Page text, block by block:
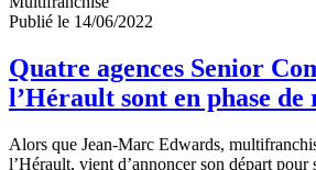
Publié le 14/06/2022
Quatre agences Senior
l’Hérault sont en phase de
Alors que Jean-Marc Edwards,
l’Hérault, vient d’annoncer son départ pour